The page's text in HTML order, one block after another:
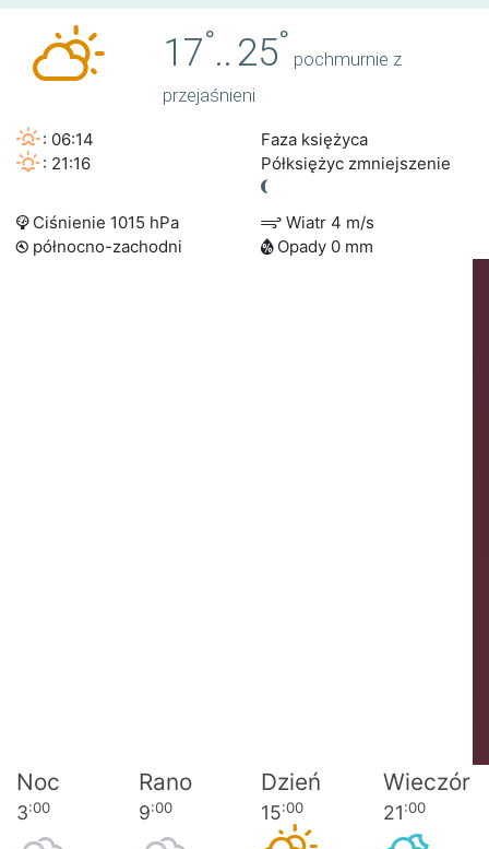
17°.. 25°
pochmurnie z
przejaśnieni
: 06:14
: 21:16
Faza księżyca
Półksiężyc zmniejszenie
Ciśnienie 1015 hPa
Wiatr 4 m/s
północno-zachodni
Opady 0 mm
Noc Rano Dzień Wieczór
3:00 9:00 15:00 21:00